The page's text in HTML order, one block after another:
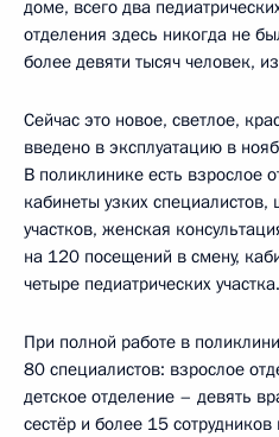
доме, всего два
отделения здесь никогда не
более девяти тысяч человек,
Сейчас это новое, светлое,
введено в эксплуатацию в
В поликлинике есть взрослое
кабинеты узких специалистов,
участков, женская
на 120 посещений в смену,
четыре педиатрических участка.
При полной работе в
80 специалистов: взрослое
детское отделение – девять
сестёр и более 15